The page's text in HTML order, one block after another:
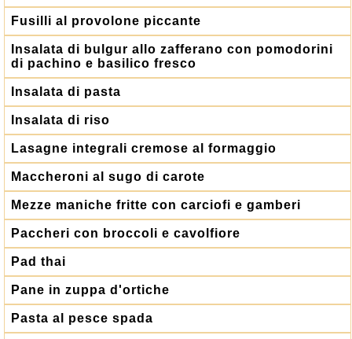
Fusilli al provolone piccante
Insalata di bulgur allo zafferano con pomodorini
di pachino e basilico fresco
Insalata di pasta
Insalata di riso
Lasagne integrali cremose al formaggio
Maccheroni al sugo di carote
Mezze maniche fritte con carciofi e gamberi
Paccheri con broccoli e cavolfiore
Pad thai
Pane in zuppa d'ortiche
Pasta al pesce spada